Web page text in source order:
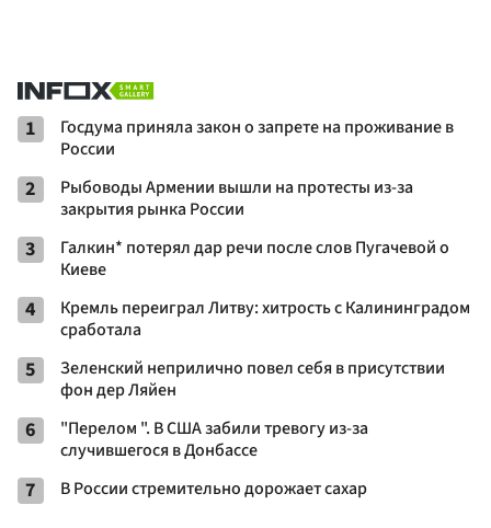
1
Госдума приняла закон о запрете на проживание в
России
2
Рыбоводы Армении вышли на протесты из-за
закрытия рынка России
3
Галкин* потерял дар речи после слов Пугачевой о
Киеве
4
Кремль переиграл Литву: хитрость с Калининградом
сработала
5
Зеленский неприлично повел cебя в присутствии
фон дер Ляйен
6
"Перелом ". В США забили тревогу из-за
случившегося в Донбассе
7 В России стремительно дорожает сахар